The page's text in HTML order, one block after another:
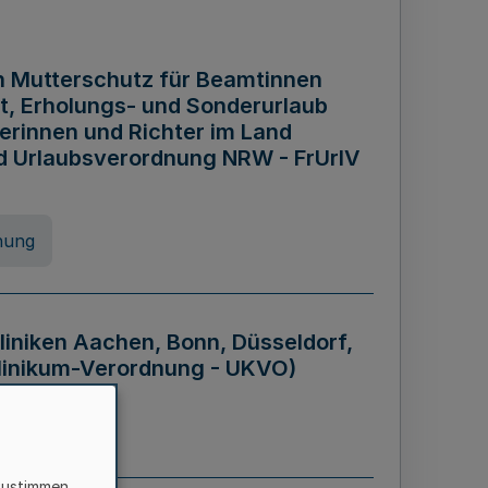
Mutterschutz für Beamtinnen
Erholungs- und Sonderurlaub
und Richter im Land
NRW - FrUrlV
Aachen, Bonn, Düsseldorf,
Verordnung - UKVO)